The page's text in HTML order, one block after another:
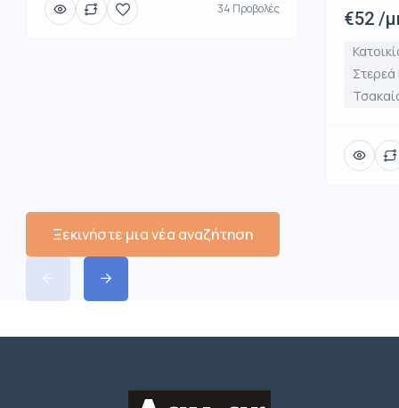
34 Προβολές
€52 /
Ξεκινήστε μια νέα αναζήτηση